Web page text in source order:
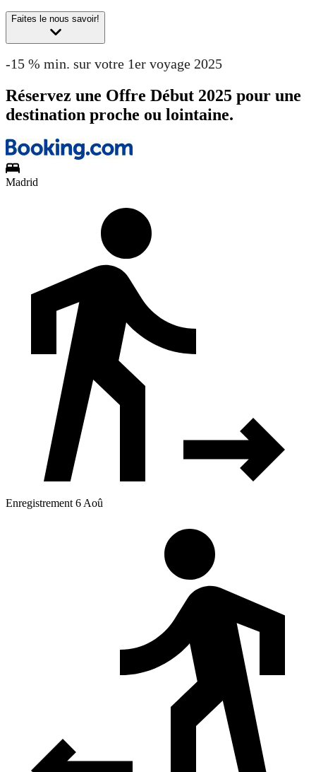
Faites le nous savoir!
-15 % min. sur votre 1er voyage 2025
Réservez une Offre Début 2025 pour une
destination proche ou lointaine.
Madrid
Enregistrement 6 Aoû